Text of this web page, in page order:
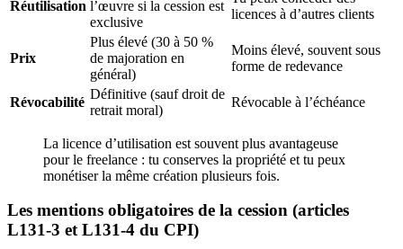
Réutilisation l’œuvre si la cession est
exclusive
licences à d’autres clients
Prix
Plus élevé (30 à 50 %
de majoration en
général)
Moins élevé, souvent sous
forme de redevance
Révocabilité
Définitive (sauf droit de
retrait moral)
Révocable à l’échéance
La licence d’utilisation est souvent plus avantageuse
pour le freelance : tu conserves la propriété et tu peux
monétiser la même création plusieurs fois.
Les mentions obligatoires de la cession (articles
L131-3 et L131-4 du CPI)